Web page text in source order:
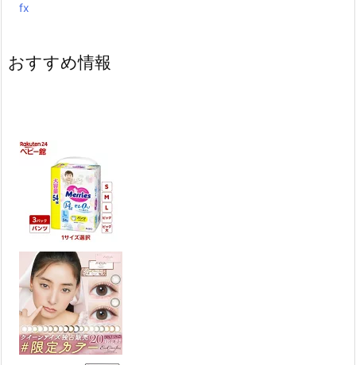
fx
おすすめ情報